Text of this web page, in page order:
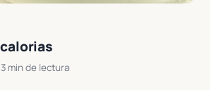
3 min de lectura